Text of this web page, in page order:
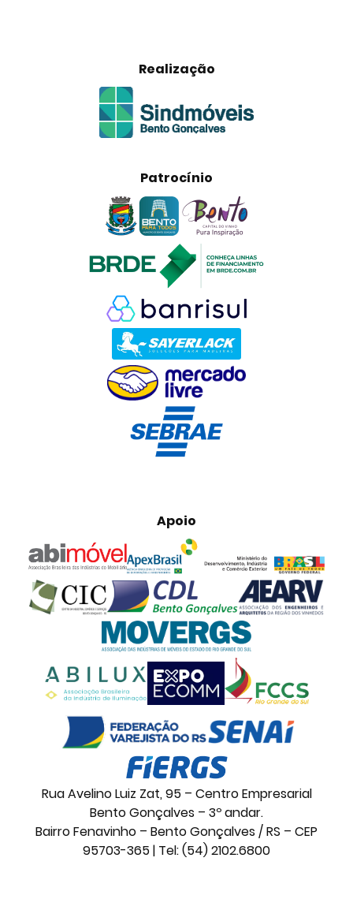
Realização
Patrocínio
Apoio
Rua Avelino Luiz Zat, 95 – Centro Empresarial
Bento Gonçalves – 3º andar.
Bairro Fenavinho – Bento Gonçalves / RS – CEP
95703-365 | Tel: (54) 2102.6800